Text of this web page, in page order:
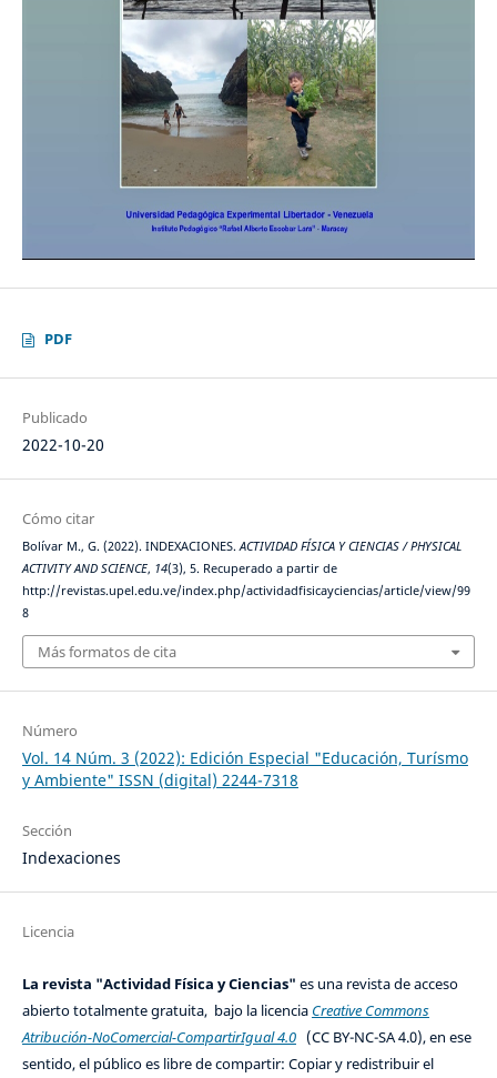
PDF
Publicado
2022-10-20
Cómo citar
Bolívar M., G. (2022). INDEXACIONES. ACTIVIDAD FÍSICA Y CIENCIAS / PHYSICAL
ACTIVITY AND SCIENCE, 14(3), 5. Recuperado a partir de
http://revistas.upel.edu.ve/index.php/actividadfisicayciencias/article/view/99
8
Más formatos de cita
Número
Vol. 14 Núm. 3 (2022): Edición Especial "Educación, Turísmo
y Ambiente" ISSN (digital) 2244-7318
Sección
Indexaciones
Licencia
La revista "Actividad Física y Ciencias" es una revista de acceso
abierto totalmente gratuita, bajo la licencia Creative Commons
Atribución-NoComercial-CompartirIgual 4.0(CC BY-NC-SA 4.0), en ese
sentido, el público es libre de compartir: Copiar y redistribuir el